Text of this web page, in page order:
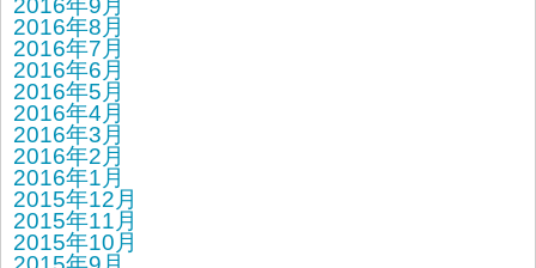
2016年8月
2016年7月
2016年6月
2016年5月
2016年4月
2016年3月
2016年2月
2016年1月
2015年12月
2015年11月
2015年10月